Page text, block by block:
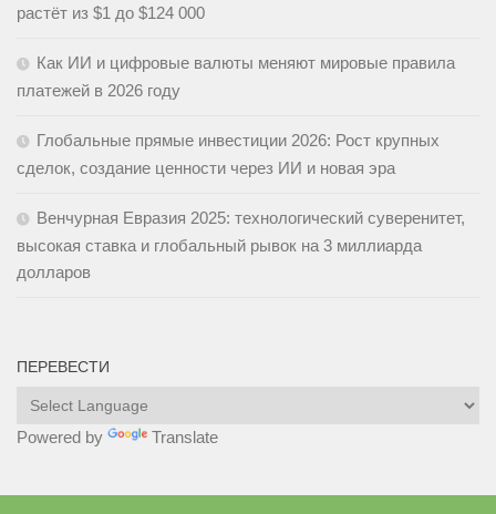
растёт из $1 до $124 000
Как ИИ и цифровые валюты меняют мировые правила
платежей в 2026 году
Глобальные прямые инвестиции 2026: Рост крупных
сделок, создание ценности через ИИ и новая эра
Венчурная Евразия 2025: технологический суверенитет,
высокая ставка и глобальный рывок на 3 миллиарда
долларов
ПЕРЕВЕСТИ
Powered by Translate